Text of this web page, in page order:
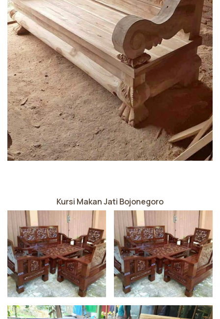
Kursi Makan Jati Bojonegoro